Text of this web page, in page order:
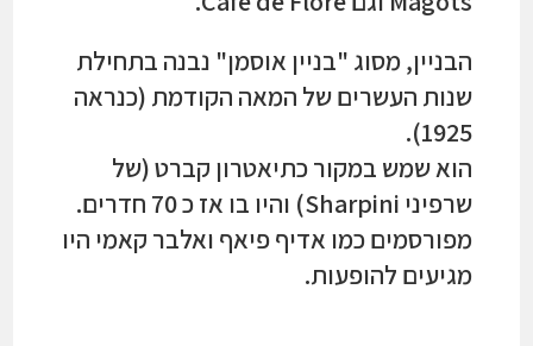
הבניין, מסוג "בניין אוסמן" נבנה בתחילת
שנות העשרים של המאה הקודמת (כנראה
1925).
הוא שמש במקור כתיאטרון קברט (של
שרפיני Sharpini) והיו בו אז כ 70 חדרים.
מפורסמים כמו אדיף פיאף ואלבר קאמי היו
מגיעים להופעות.